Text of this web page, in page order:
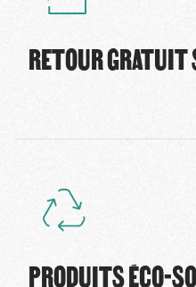
RETOUR
PRODUITS ÉCO-